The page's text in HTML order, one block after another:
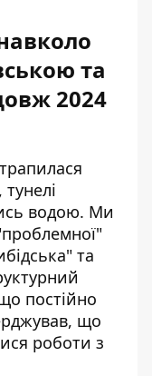
та
2024
водою. Ми
та
постійно
що
роботи з